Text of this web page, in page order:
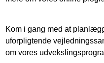
Kom i gang med at
uforpligtende
om vores